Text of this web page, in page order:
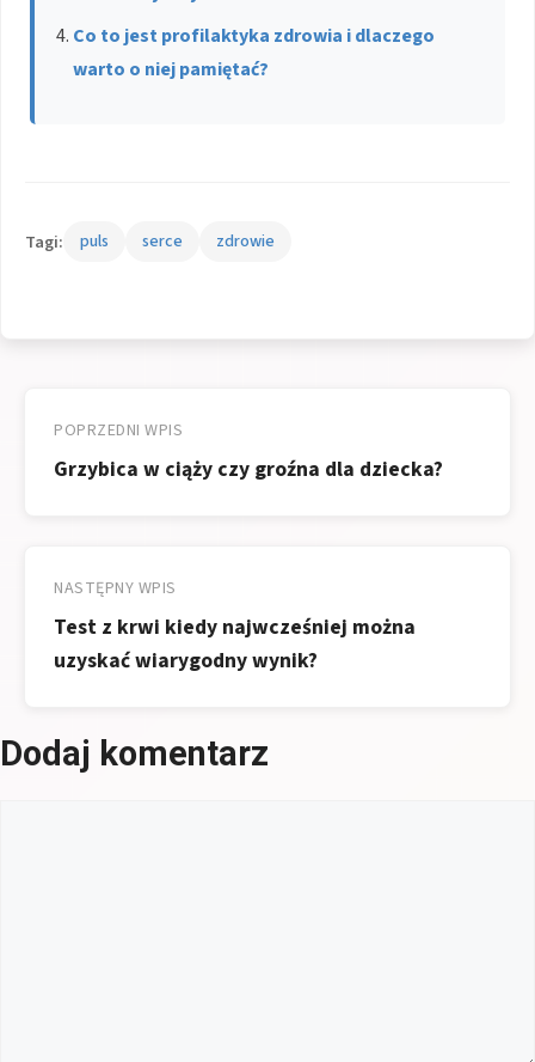
Co to jest profilaktyka zdrowia i dlaczego
warto o niej pamiętać?
Tagi: puls serce zdrowie
wpisu
POPRZEDNI WPIS
Grzybica w ciąży czy groźna dla dziecka?
NASTĘPNY WPIS
Test z krwi kiedy najwcześniej można
uzyskać wiarygodny wynik?
Dodaj komentarz